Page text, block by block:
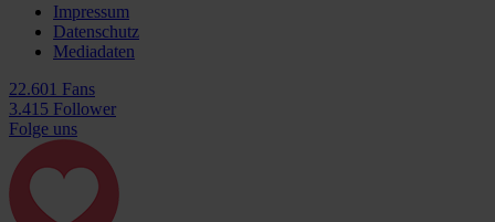
Impressum
Datenschutz
Mediadaten
22.601 Fans
3.415 Follower
Folge uns